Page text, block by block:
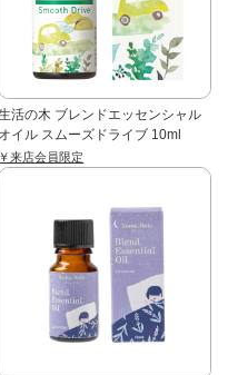
活の木 ブレンドエッセンシャル
オイル スムーズドライブ 10ml
￥来店会員限定